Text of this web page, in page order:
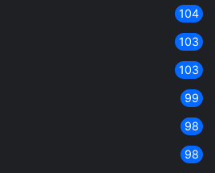
104
103
103
99
98
98